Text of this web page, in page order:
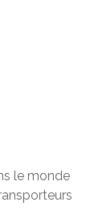
le monde